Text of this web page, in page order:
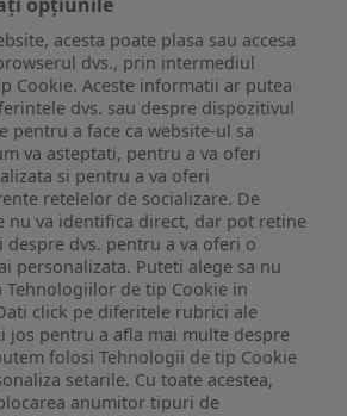
acesta poate plasa sau accesa
dvs., prin intermediul
Cookie. Aceste informatii ar putea
dvs. sau despre dispozitivul
pentru a face ca website-ul sa
va asteptati, pentru a va oferi
si pentru a va oferi
retelelor de socializare. De
nu va identifica direct, dar pot retine
dvs. pentru a va oferi o
personalizata. Puteti alege sa nu
de tip Cookie in
click pe diferitele rubrici ale
jos pentru a afla mai multe despre
folosi Tehnologii de tip Cookie
setarile. Cu toate acestea,
anumitor tipuri de